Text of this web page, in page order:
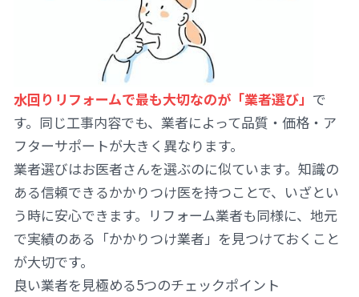
水回りリフォームで最も大切なのが「業者選び」 で
す。同じ工事内容でも、業者によって品質・価格・ア
フターサポートが大きく異なります。
業者選びはお医者さんを選ぶのに似ています。知識の
ある信頼できるかかりつけ医を持つことで、いざとい
う時に安心できます。リフォーム業者も同様に、地元
で実績のある「かかりつけ業者」を見つけておくこと
が大切です。
良い業者を見極める5つのチェックポイント